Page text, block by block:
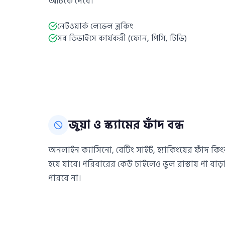
নেটওয়ার্ক লেভেল ব্লকিং
সব ডিভাইসে কার্যকরী (ফোন, পিসি, টিভি)
জুয়া ও স্ক্যামের ফাঁদ বন্ধ
অনলাইন ক্যাসিনো, বেটিং সাইট, হ্যাকিংয়ের ফাঁদ
হয়ে যাবে। পরিবারের কেউ চাইলেও ভুল রাস্তায় পা
পারবে না।